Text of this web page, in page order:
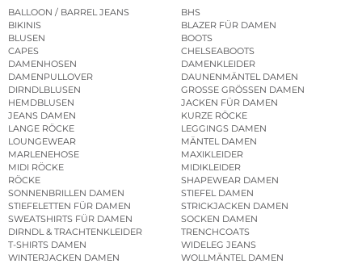
BALLOON / BARREL JEANS
BHS
BIKINIS
BLAZER FÜR DAMEN
BLUSEN
BOOTS
CAPES
CHELSEABOOTS
DAMENHOSEN
DAMENKLEIDER
DAMENPULLOVER
DAUNENMÄNTEL DAMEN
DIRNDLBLUSEN
GROSSE GRÖSSEN DAMEN
HEMDBLUSEN
JACKEN FÜR DAMEN
JEANS DAMEN
KURZE RÖCKE
LANGE RÖCKE
LEGGINGS DAMEN
LOUNGEWEAR
MÄNTEL DAMEN
MARLENEHOSE
MAXIKLEIDER
MIDI RÖCKE
MIDIKLEIDER
RÖCKE
SHAPEWEAR DAMEN
SONNENBRILLEN DAMEN
STIEFEL DAMEN
STIEFELETTEN FÜR DAMEN
STRICKJACKEN DAMEN
SWEATSHIRTS FÜR DAMEN
SOCKEN DAMEN
DIRNDL & TRACHTENKLEIDER
TRENCHCOATS
T-SHIRTS DAMEN
WIDELEG JEANS
WINTERJACKEN DAMEN
WOLLMÄNTEL DAMEN